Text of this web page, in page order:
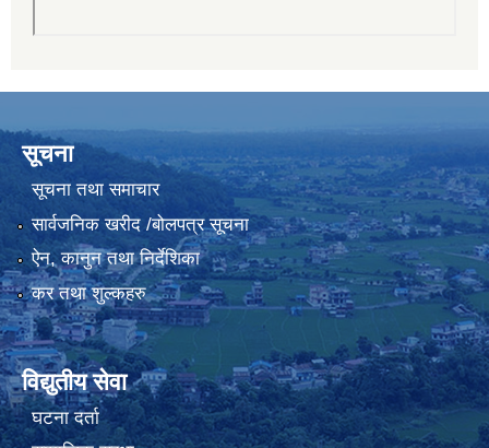
सूचना
सूचना तथा समाचार
सार्वजनिक खरीद /बोलपत्र सूचना
ऐन, कानुन तथा निर्देशिका
कर तथा शुल्कहरु
विद्युतीय सेवा
घटना दर्ता